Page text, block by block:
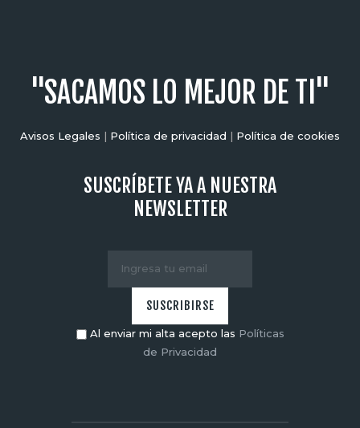
"SACAMOS LO MEJOR DE TI"
Avisos Legales | Política de privacidad | Política de cookies
SUSCRÍBETE YA A NUESTRA
NEWSLETTER
Al enviar mi alta acepto las Políticas
de Privacidad